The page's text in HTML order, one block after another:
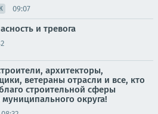
09:07
и тревога
архитекторы,
ветераны отрасли и все, кто
строительной сферы
муниципального округа!